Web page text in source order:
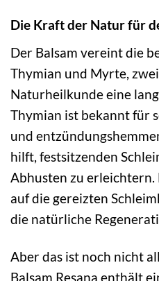
Die Kraft der Natur für
Der Balsam vereint die
Thymian und Myrte,
Naturheilkunde eine
Thymian ist bekannt für
und
hilft, festsitzenden
Abhusten zu
auf die gereizten
die natürliche
Aber das ist noch nicht
Balsam Resana enthält